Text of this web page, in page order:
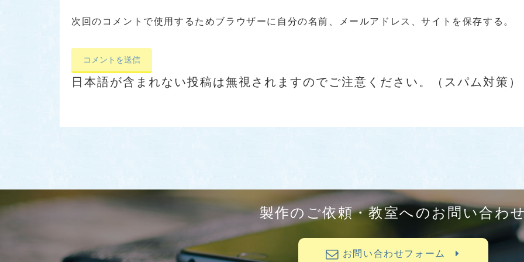
次回のコメントで使用するためブラウザーに自分の名前、メールアドレス、サイトを保存する。
日本語が含まれない投稿は無視されますのでご注意ください。（スパム対策）
製作のご依頼・教室へのお問い合わ
お問い合わせフォーム